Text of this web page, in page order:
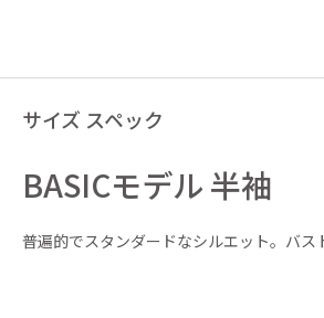
サイズ スペック
BASICモデル 半袖
普遍的でスタンダードなシルエット。バス